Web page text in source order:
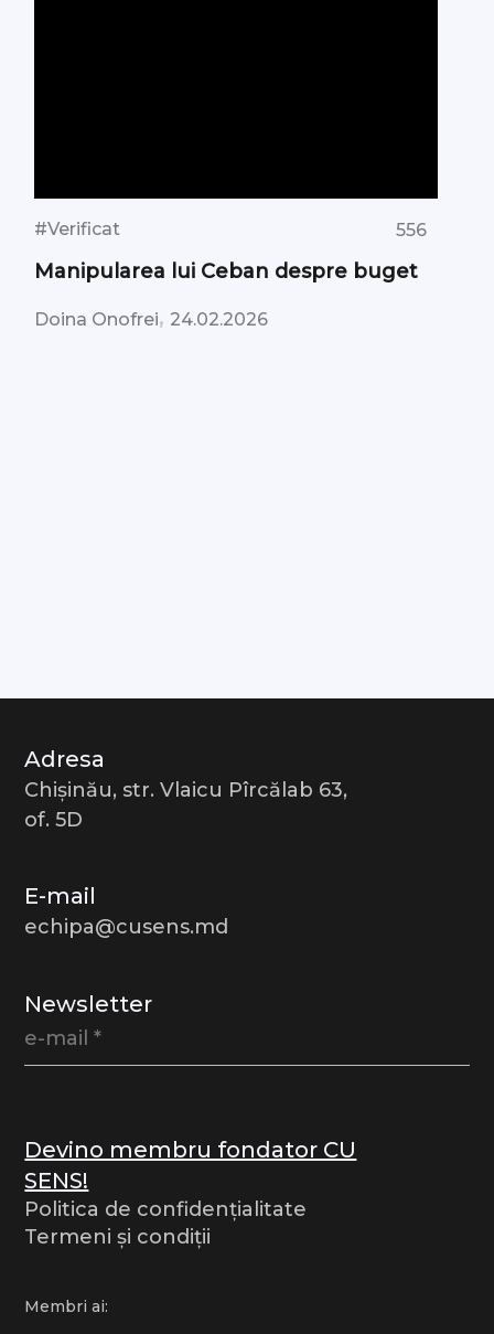
#Verificat 556
Manipularea lui Ceban despre buget
Doina Onofrei, 24.02.2026
Adresa
Chișinău, str. Vlaicu Pîrcălab 63,
of. 5D
E-mail
echipa@cusens.md
Newsletter
Devino membru fondator CU
SENS!
Politica de confidențialitate
Termeni și condiții
Membri ai: